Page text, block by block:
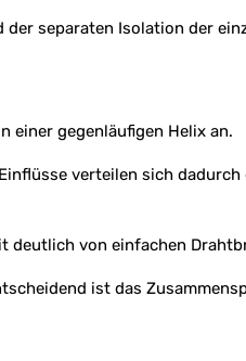
separaten Isolation der
einer gegenläufigen Helix an.
verteilen sich
deutlich von einfachen
ist das